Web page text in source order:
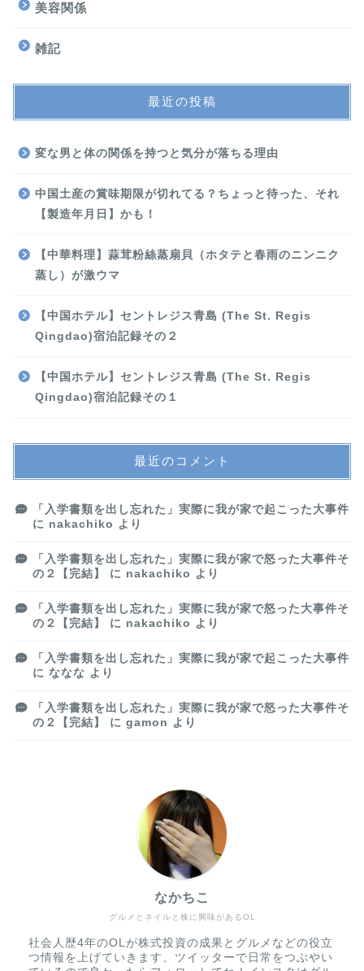
美容関係
雑記
最近の投稿
変な男と体の関係を持つと気分が落ちる理由
中国土産の賞味期限が切れてる？ちょっと待った、それ
【製造年月日】かも！
【中華料理】蒜茸粉絲蒸扇貝（ホタテと春雨のニンニク
蒸し）が激ウマ
【中国ホテル】セントレジス青島 (The St. Regis
Qingdao)宿泊記録その２
【中国ホテル】セントレジス青島 (The St. Regis
Qingdao)宿泊記録その１
最近のコメント
「入学書類を出し忘れた」実際に我が家で起こった大事件
に nakachiko より
「入学書類を出し忘れた」実際に我が家で怒った大事件そ
の２【完結】
に nakachiko より
「入学書類を出し忘れた」実際に我が家で怒った大事件そ
の２【完結】
に nakachiko より
「入学書類を出し忘れた」実際に我が家で起こった大事件
に ななな より
「入学書類を出し忘れた」実際に我が家で怒った大事件そ
の２【完結】
に gamon より
グルメとネイルと株に興味があるOL
なかちこ
社会人歴4年のOLが株式投資の成果とグルメなどの役立
つ情報を上げていきます、ツイッターで日常をつぶやい